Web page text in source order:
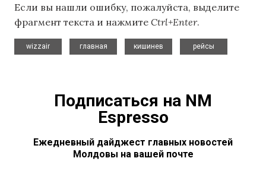
Если вы нашли ошибку, пожалуйста, выделите
фрагмент текста и нажмите Ctrl+Enter.
wizzair
главная
кишинев
рейсы
Подписаться на NM
Espresso
Ежедневный дайджест главных новостей
Молдовы на вашей почте